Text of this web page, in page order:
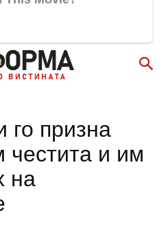
го призна
честита и им
на